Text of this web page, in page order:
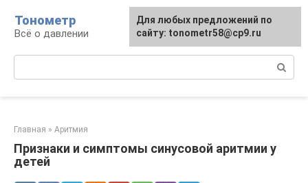
контенту
Тонометр
Всё о давлении
Главная » Аритмия
Признаки и симптомы синусовой аритмии у
детей
Для любых предложений по
сайту: tonometr58@cp9.ru
Для любых предложений по
сайту: tonometr58@cp9.ru